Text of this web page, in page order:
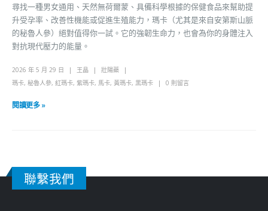
尋找一種男女通用、天然無荷爾蒙、具備科學根據的保健食品來幫助提
升受孕率、改善性機能或促進生殖能力，瑪卡（尤其是來自安第斯山脈
的秘魯人參）絕對值得你一試。它的強韌生命力，也會為你的身體注入
對抗現代壓力的能量。
2026 年 5 月 29 日 王晶
壯陽藥
瑪卡, 秘魯人參, 紅瑪卡, 紫瑪卡, 馬卡, 黃瑪卡, 黑瑪卡 0 則留言
閱讀更多 »
聯繫我們